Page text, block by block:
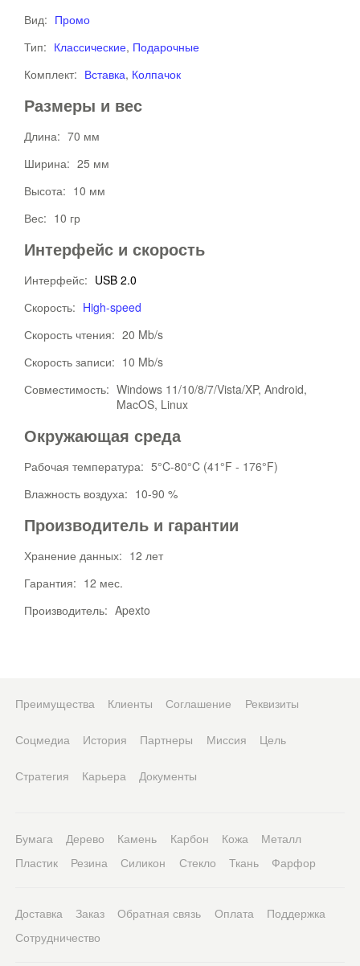
Вид: Промо
Тип: Классические, Подарочные
Комплект: Вставка, Колпачок
Размеры и вес
Длина: 70 мм
Ширина: 25 мм
Высота: 10 мм
Вес: 10 гр
Интерфейс и скорость
Интерфейс: USB 2.0
Скорость: High-speed
Скорость чтения: 20 Mb/s
Скорость записи: 10 Mb/s
Совместимость: Windows 11/10/8/7/Vista/XP, Android,
MacOS, Linux
Окружающая среда
Рабочая температура: 5°C-80°C (41°F - 176°F)
Влажность воздуха: 10-90 %
Производитель и гарантии
Хранение данных: 12 лет
Гарантия: 12 мес.
Производитель: Apexto
Преимущества Клиенты Соглашение Реквизиты
Соцмедиа История Партнеры Миссия Цель
Стратегия Карьера Документы
Бумага Дерево Камень Карбон Кожа
Металл
Пластик
Резина Силикон Стекло Ткань Фарфор
Доставка Заказ Обратная связь Оплата
Поддержка
Сотрудничество